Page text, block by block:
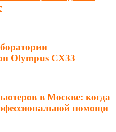
Olympus CX33
в Москве: когда
помощи